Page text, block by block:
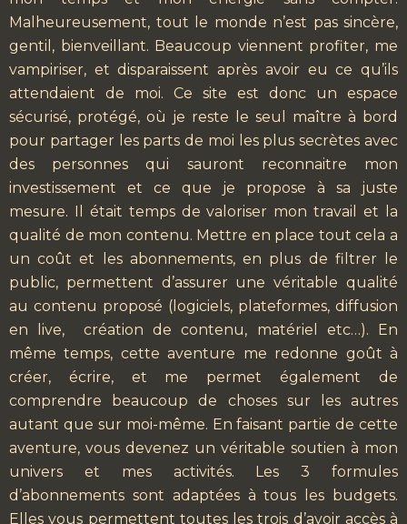
Malheureusement, tout le monde n’est pas sincère,
gentil, bienveillant. Beaucoup viennent profiter, me
vampiriser, et disparaissent après avoir eu ce qu’ils
attendaient de moi. Ce site est donc un espace
sécurisé, protégé, où je reste le seul maître à bord
pour partager les parts de moi les plus secrètes avec
des personnes qui sauront reconnaitre mon
investissement et ce que je propose à sa juste
mesure. Il était temps de valoriser mon travail et la
qualité de mon contenu. Mettre en place tout cela a
un coût et les abonnements, en plus de filtrer le
public, permettent d’assurer une véritable qualité
au contenu proposé (logiciels, plateformes, diffusion
en live, création de contenu, matériel etc…). En
même temps, cette aventure me redonne goût à
créer, écrire, et me permet également de
comprendre beaucoup de choses sur les autres
autant que sur moi-même. En faisant partie de cette
aventure, vous devenez un véritable soutien à mon
univers et mes activités. Les 3 formules
d’abonnements sont adaptées à tous les budgets.
Elles vous permettent toutes les trois d’avoir accès à